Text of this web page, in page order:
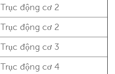
Trục động cơ 2
Trục động cơ 2
Trục động cơ 3
Trục động cơ 4